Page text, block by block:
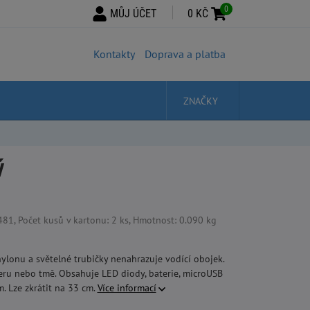
Kontakty Doprava a platba
ZNAČKY
Počet kusů v kartonu: 2 ks, Hmotnost: 0.090 kg
a světelné trubičky nenahrazuje vodící obojek.
nebo tmě. Obsahuje LED diody, baterie, microUSB
Lze zkrátit na 33 cm. Více informací
0 KČ 0
MŮJ ÚČET